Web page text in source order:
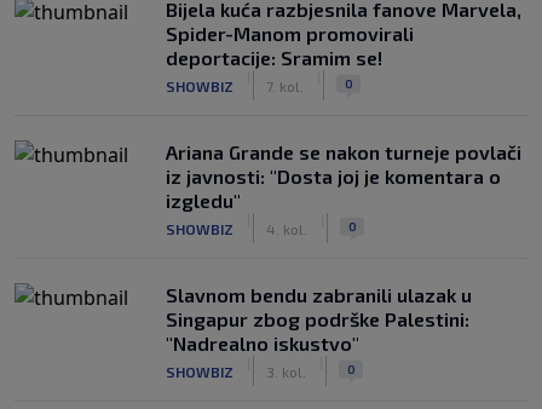
Bijela kuća razbjesnila fanove Marvela,
Spider-Manom promovirali
deportacije: Sramim se!
SHOWBIZ 7. kol. 0
Ariana Grande se nakon turneje povlači
iz javnosti: "Dosta joj je komentara o
izgledu"
SHOWBIZ 4. kol. 0
Slavnom bendu zabranili ulazak u
Singapur zbog podrške Palestini:
"Nadrealno iskustvo"
SHOWBIZ 3. kol. 0